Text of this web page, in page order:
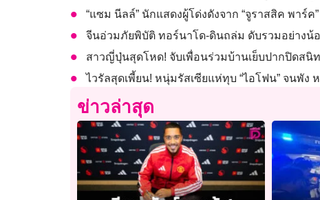
“แซม นีลล์” นักแสดงผู้โด่งดังจาก “จูราสสิค พาร์ค
จีนอ่วมภัยพิบัติ ทอร์นาโด-ดินถล่ม ดับรวมอย่างน้อ
สาวญี่ปุ่นสุดโหด! จับเพื่อนร่วมบ้านเย็บปากปิดสนิ
ไวรัลสุดเพี้ยน! หนุ่มรัสเซียแห่ทุบ “ไอโฟน” จนพัง
ข่าวล่าสุด